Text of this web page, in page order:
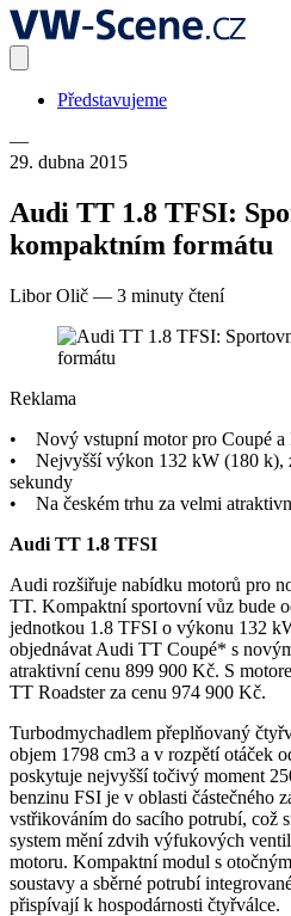
Představujeme
—
29. dubna 2015
Audi TT 1.8 TFSI:
kompaktním formátu
Libor Olič — 3 minuty čtení
Reklama
• Nový vstupní motor pro Coupé a
• Nejvyšší výkon 132 kW (180 k),
sekundy
• Na českém trhu za velmi
Audi TT 1.8 TFSI
Audi rozšiřuje nabídku motorů pro
TT. Kompaktní sportovní vůz bude
jednotkou 1.8 TFSI o výkonu 132
objednávat Audi TT Coupé* s
atraktivní cenu 899 900 Kč. S
TT Roadster za cenu 974 900 Kč.
Turbodmychadlem přeplňovaný
objem 1798 cm3 a v rozpětí otáček
poskytuje nejvyšší točivý moment
benzinu FSI je v oblasti částečného
vstřikováním do sacího potrubí, což
system mění zdvih výfukových
motoru. Kompaktní modul s
soustavy a sběrné potrubí
přispívají k hospodárnosti čtyřválce.